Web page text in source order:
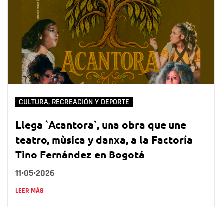
CULTURA, RECREACIÓN Y DEPORTE
Llega `Acantora`, una obra que une
teatro, mùsica y danxa, a la Factoría
Tino Fernández en Bogotá
11•05•2026
LEER MÁS